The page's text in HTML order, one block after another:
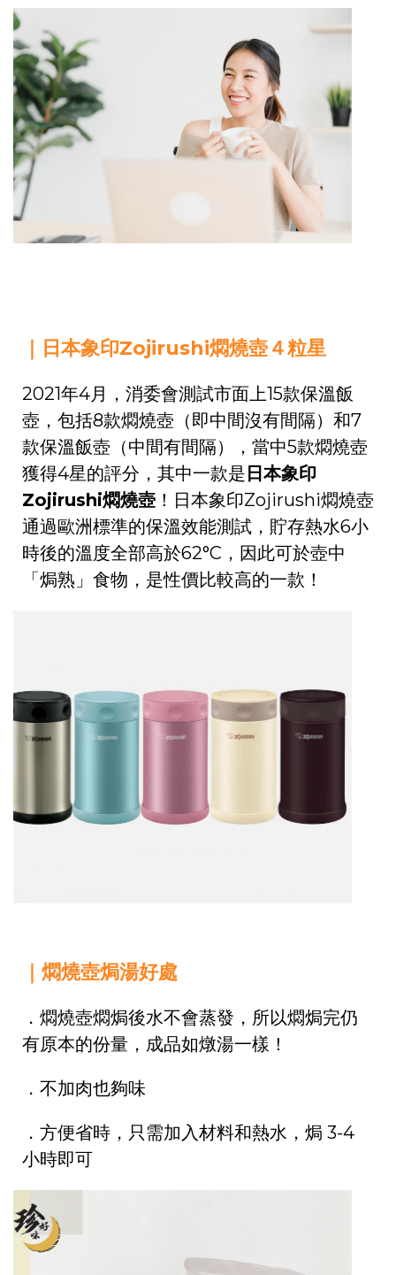
｜日本象印Zojirushi燜燒壺４粒星
2021年4月，消委會測試市面上15款保溫飯
壺，包括8款燜燒壺（即中間沒有間隔）和7
款保溫飯壺（中間有間隔），當中5款燜燒壺
獲得4星的評分，其中一款是 日本象印
Zojirushi燜燒壺 ！日本象印Zojirushi燜燒壺
通過歐洲標準的保溫效能測試，貯存熱水6小
時後的溫度全部高於62°C，因此可於壺中
「焗熟」食物，是性價比較高的一款！
｜燜燒壺焗湯好處
．燜燒壺燜焗後水不會蒸發，所以燜焗完仍
有原本的份量，成品如燉湯一樣！
． 不加肉也夠味
． 方便省時，只需加入材料和熱水，焗 3-4
小時即可